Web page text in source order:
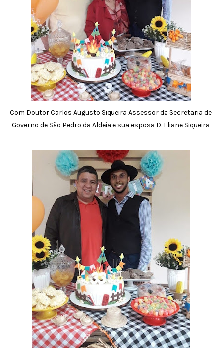
Com Doutor Carlos Augusto Siqueira Assessor da Secretaria de
Governo de São Pedro da Aldeia e sua esposa D. Eliane Siqueira